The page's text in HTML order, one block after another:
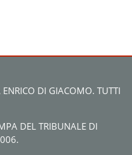
DI GIACOMO. TUTTI
DEL TRIBUNALE DI